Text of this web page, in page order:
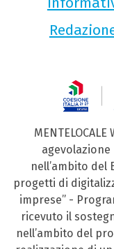
nell’ambito del
progetti di
imprese” -
ricevuto il
nell’ambito del